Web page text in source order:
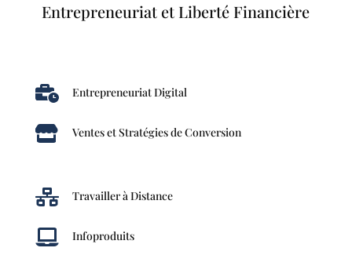
Entrepreneuriat et Liberté Financière
 Entrepreneuriat Digital
 Ventes et Stratégies de Conversion
 Travailler à Distance
 Infoproduits